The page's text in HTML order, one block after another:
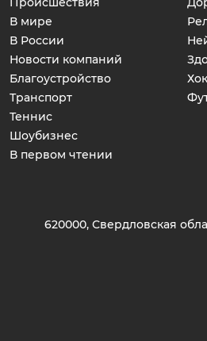
В мире
В России
Новости компаний
Благоустройство
Транспорт
Теннис
Шоубизнес
В первом чтении
620000, Свердловская